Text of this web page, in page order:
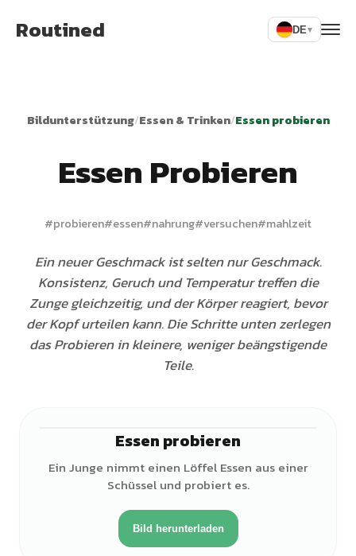
Routined DE▾
Bildunterstützung/Essen & Trinken/Essen probieren
Essen Probieren
#probieren#essen#nahrung#versuchen#mahlzeit
Ein neuer Geschmack ist selten nur Geschmack.
Konsistenz, Geruch und Temperatur treffen die
Zunge gleichzeitig, und der Körper reagiert, bevor
der Kopf urteilen kann. Die Schritte unten zerlegen
das Probieren in kleinere, weniger beängstigende
Teile.
Essen probieren
Ein Junge nimmt einen Löffel Essen aus einer
Schüssel und probiert es.
Bild herunterladen